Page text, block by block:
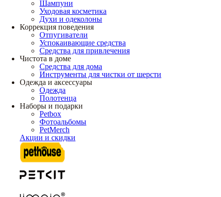
Шампуни
Уходовая косметика
Духи и одеколоны
Коррекция поведения
Отпугиватели
Успокаивающие средства
Средства для привлечения
Чистота в доме
Средства для дома
Инструменты для чистки от шерсти
Одежда и аксессуары
Одежда
Полотенца
Наборы и подарки
Petbox
Фотоальбомы
PetMerch
Акции и скидки